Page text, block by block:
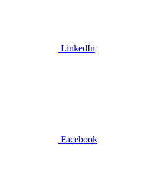
LinkedIn
Facebook